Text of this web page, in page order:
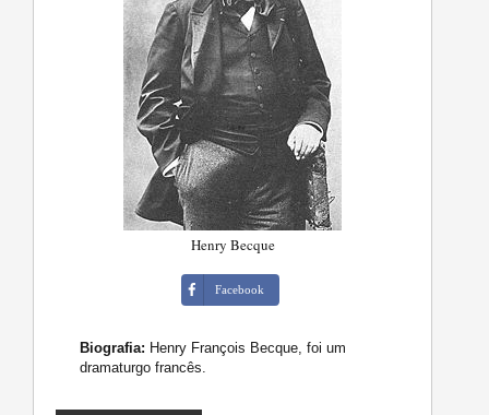
Henry Becque
Facebook
Biografia: Henry François Becque, foi um
dramaturgo francês.